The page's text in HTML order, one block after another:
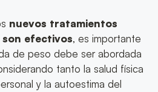
nuevos tratamientos
efectivos, es importante
de peso debe ser abordada
tanto la salud física
y la autoestima del